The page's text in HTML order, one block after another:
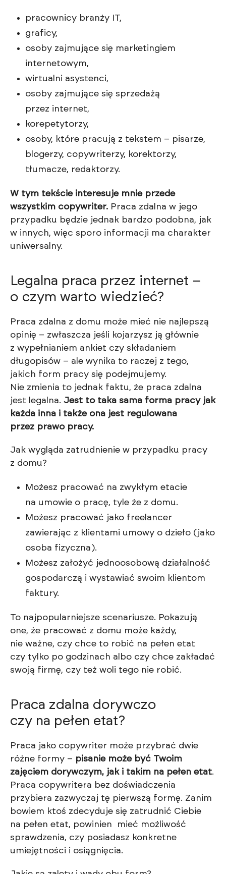
pracownicy branży IT,
graficy,
osoby zajmujące się marketingiem
internetowym,
wirtualni asystenci,
osoby zajmujące się sprzedażą
przez internet,
korepetytorzy,
osoby, które pracują z tekstem – pisarze,
blogerzy, copywriterzy, korektorzy,
tłumacze, redaktorzy.
W tym tekście interesuje mnie przede
wszystkim copywriter. Praca zdalna w jego
przypadku będzie jednak bardzo podobna, jak
w innych, więc sporo informacji ma charakter
uniwersalny.
Legalna praca przez internet –
o czym warto wiedzieć?
Praca zdalna z domu może mieć nie najlepszą
opinię – zwłaszcza jeśli kojarzysz ją głównie
z wypełnianiem ankiet czy składaniem
długopisów – ale wynika to raczej z tego,
jakich form pracy się podejmujemy.
Nie zmienia to jednak faktu, że praca zdalna
jest legalna. Jest to taka sama forma pracy jak
każda inna i także ona jest regulowana
przez prawo pracy.
Jak wygląda zatrudnienie w przypadku pracy
z domu?
Możesz pracować na zwykłym etacie
na umowie o pracę, tyle że z domu.
Możesz pracować jako freelancer
zawierając z klientami umowy o dzieło (jako
osoba fizyczna).
Możesz założyć jednoosobową działalność
gospodarczą i wystawiać swoim klientom
faktury.
To najpopularniejsze scenariusze. Pokazują
one, że pracować z domu może każdy,
nie ważne, czy chce to robić na pełen etat
czy tylko po godzinach albo czy chce zakładać
swoją firmę, czy też woli tego nie robić.
Praca zdalna dorywczo
czy na pełen etat?
Praca jako copywriter może przybrać dwie
różne formy – pisanie może być Twoim
zajęciem dorywczym, jak i takim na pełen etat.
Praca copywritera bez doświadczenia
przybiera zazwyczaj tę pierwszą formę. Zanim
bowiem ktoś zdecyduje się zatrudnić Ciebie
na pełen etat, powinien mieć możliwość
sprawdzenia, czy posiadasz konkretne
umiejętności i osiągnięcia.